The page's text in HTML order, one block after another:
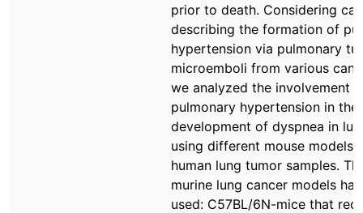
prior to death. Considering
describing the formation of
hypertension via pulmonary
microemboli from various
we analyzed the involvement
pulmonary hypertension in the
development of dyspnea in
using different mouse models
human lung tumor samples.
murine lung cancer models
used: C57BL/6N-mice that